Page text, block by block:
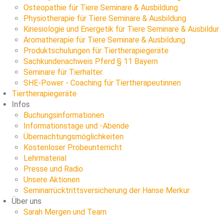
Osteopathie für Tiere Seminare & Ausbildung
Physiotherapie für Tiere Seminare & Ausbildung
Kinesiologie und Energetik für Tiere Seminare &
Aromatherapie für Tiere Seminare & Ausbildung
Produktschulungen für Tiertherapiegeräte
Sachkundenachweis Pferd § 11 Bayern
Seminare für Tierhalter
SHE-Power - Coaching für Tiertherapeutinnen
Tiertherapiegeräte
Infos
Buchungsinformationen
Informationstage und -Abende
Übernachtungsmöglichkeiten
Kostenloser Probeunterricht
Lehrmaterial
Presse und Radio
Unsere Aktionen
Seminarrücktrittsversicherung der Hanse Merkur
Über uns
Sarah Mergen und Team